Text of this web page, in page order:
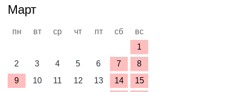
Март
пн вт ср чт пт сб
вс
1
2
3 4 5 6 7
8
9
10 11 12 13 14
15